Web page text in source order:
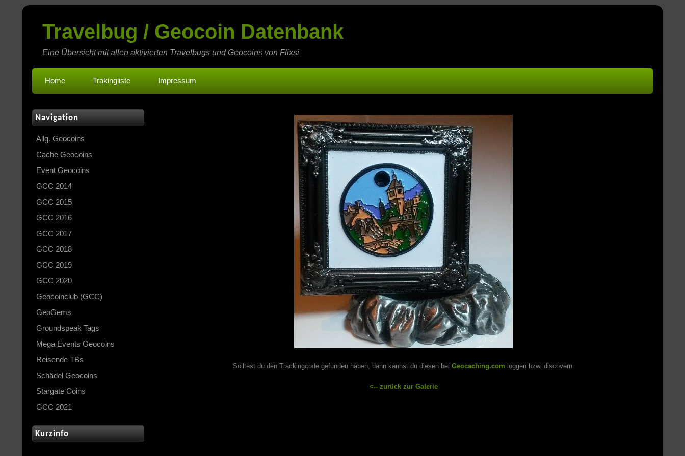
Travelbug / Geocoin Datenbank
Eine Übersicht mit allen aktivierten Travelbugs und Geocoins von Flixsi
Home Trakingliste Impressum
Navigation
Allg. Geocoins
Cache Geocoins
Event Geocoins
GCC 2014
GCC 2015
GCC 2016
GCC 2017
GCC 2018
GCC 2019
GCC 2020
Geocoinclub (GCC)
GeoGems
Groundspeak Tags
Mega Events Geocoins
Reisende TBs
Schädel Geocoins
Stargate Coins
GCC 2021
Kurzinfo
Solltest du den Trackingcode gefunden haben, dann kannst du diesen bei Geocaching.com loggen bzw. discovern.
<-- zurück zur Galerie